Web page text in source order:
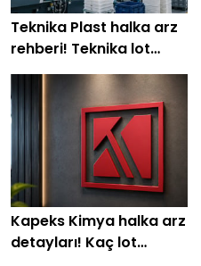
Teknika Plast halka arz
rehberi! Teknika lot
hesabı
Kapeks Kimya halka arz
detayları! Kaç lot